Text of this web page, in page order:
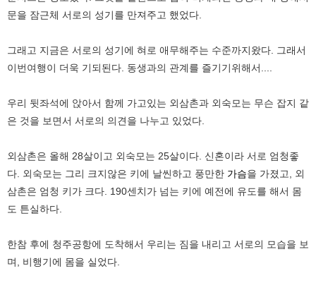
문을 잠근체 서로의 성기를 만져주고 했었다.
그래고 지금은 서로의 성기에 혀로 애무해주는 수준까지왔다. 그래서
이번여행이 더욱 기되된다. 동생과의 관계를 즐기기위해서....
우리 뒷좌석에 앉아서 함께 가고있는 외삼촌과 외숙모는 무슨 잡지 같
은 것을 보면서 서로의 의견을 나누고 있었다.
외삼촌은 올해 28살이고 외숙모는 25살이다. 신혼이라 서로 엄청좋
다. 외숙모는 그리 크지않은 키에 날씬하고 풍만한 가슴을 가졌고, 외
삼촌은 엄청 키가 크다. 190센치가 넘는 키에 예전에 유도를 해서 몸
도 튼실하다.
한참 후에 청주공항에 도착해서 우리는 짐을 내리고 서로의 모습을 보
며, 비행기에 몸을 실었다.